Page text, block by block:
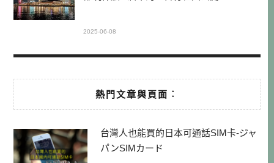
2025-06-08
熱門文章與頁面︰
台灣人也能買的日本可通話SIM卡-ジャ
パンSIMカード